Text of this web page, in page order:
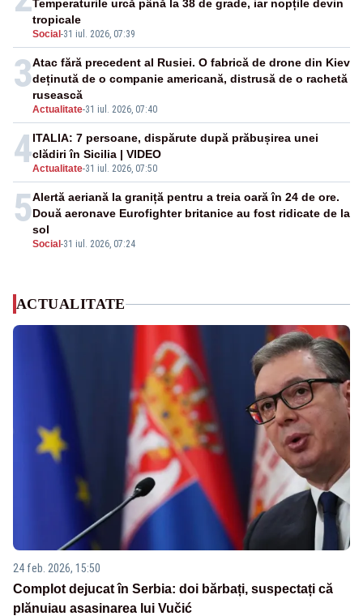
Social -31 iul. 2026, 07:39
Temperaturile urcă până la 38 de grade, iar nopțile devin
tropicale
3
Actualitate-31 iul. 2026, 07:40
Atac fără precedent al Rusiei. O fabrică de drone din Kiev
deținută de o companie americană, distrusă de o rachetă
rusească
4Actualitate-31 iul. 2026, 07:50
ITALIA: 7 persoane, dispărute după prăbușirea unei
clădiri în Sicilia | VIDEO
5
Social -31 iul. 2026, 07:24
Alertă aeriană la graniță pentru a treia oară în 24 de ore.
Două aeronave Eurofighter britanice au fost ridicate de la
sol
ACTUALITATE
24 feb. 2026, 15:50
Complot dejucat în Serbia: doi bărbați, suspectați că
plănuiau asasinarea lui Vučić